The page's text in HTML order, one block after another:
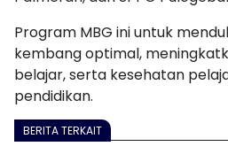
Program MBG ini untuk
kembang optimal,
belajar, serta kesehatan
pendidikan.
BERITA TERKAIT